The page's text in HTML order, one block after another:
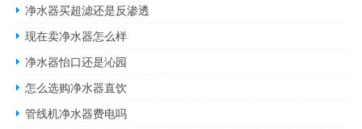
净水器买超滤还是反渗透
现在卖净水器怎么样
净水器怡口还是沁园
怎么选购净水器直饮
管线机净水器费电吗